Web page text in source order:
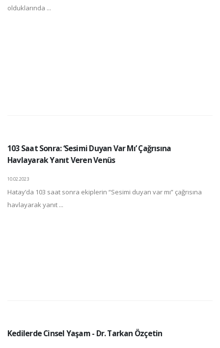
olduklarında ...
103 Saat Sonra: ‘Sesimi Duyan Var Mı’ Çağrısına
Havlayarak Yanıt Veren Venüs
10.02.2023
Hatay’da 103 saat sonra ekiplerin “Sesimi duyan var mı” çağrısına
havlayarak yanıt ...
Kedilerde Cinsel Yaşam - Dr. Tarkan Özçetin